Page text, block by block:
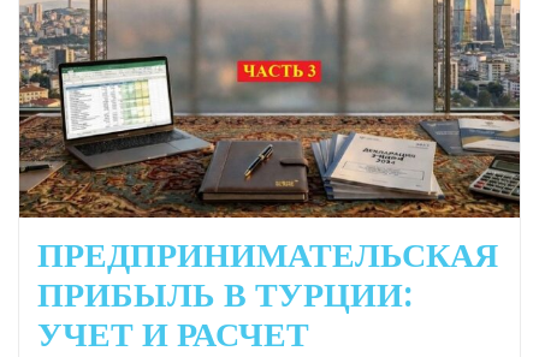
ПРЕДПРИНИМАТЕЛЬСКАЯ
ПРИБЫЛЬ В ТУРЦИИ:
УЧЕТ И РАСЧЕТ